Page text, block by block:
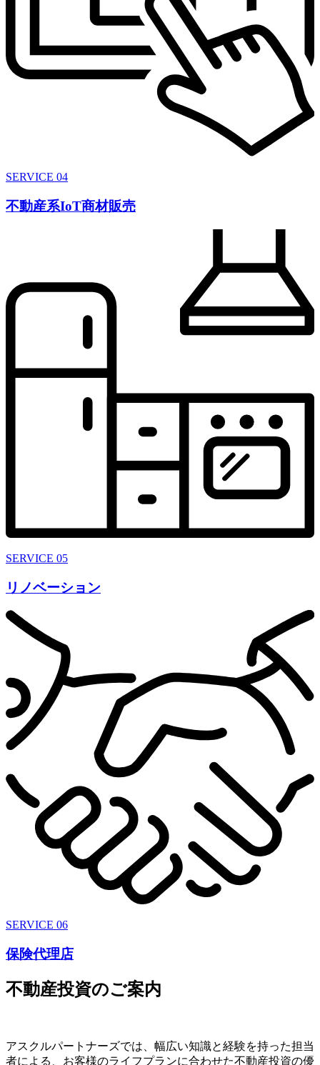
SERVICE 04
不動産系IoT商材販売
SERVICE 05
リノベーション
SERVICE 06
保険代理店
不動産投資のご案内
アスクルパートナーズでは、幅広い知識と経験を持った担当
者による、お客様のライフプランに合わせた不動産投資の優